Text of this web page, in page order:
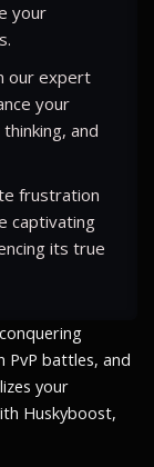
your
our expert
your
and
frustration
captivating
its true
PvP battles, and
your
Huskyboost,